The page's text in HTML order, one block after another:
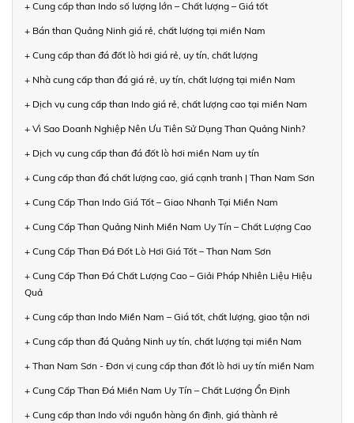
+ Cung cấp than Indo số lượng lớn – Chất lượng – Giá tốt
+ Bán than Quảng Ninh giá rẻ, chất lượng tại miền Nam
+ Cung cấp than đá đốt lò hơi giá rẻ, uy tín, chất lượng
+ Nhà cung cấp than đá giá rẻ, uy tín, chất lượng tại miền Nam
+ Dịch vụ cung cấp than Indo giá rẻ, chất lượng cao tại miền Nam
+ Vì Sao Doanh Nghiệp Nên Ưu Tiên Sử Dụng Than Quảng Ninh?
+ Dịch vụ cung cấp than đá đốt lò hơi miền Nam uy tín
+ Cung cấp than đá chất lượng cao, giá cạnh tranh | Than Nam Sơn
+ Cung Cấp Than Indo Giá Tốt – Giao Nhanh Tại Miền Nam
+ Cung Cấp Than Quảng Ninh Miền Nam Uy Tín – Chất Lượng Cao
+ Cung Cấp Than Đá Đốt Lò Hơi Giá Tốt – Than Nam Sơn
+ Cung Cấp Than Đá Chất Lượng Cao – Giải Pháp Nhiên Liệu Hiệu
Quả
+ Cung cấp than Indo Miền Nam – Giá tốt, chất lượng, giao tận nơi
+ Cung cấp than đá Quảng Ninh uy tín, chất lượng tại miền Nam
+ Than Nam Sơn - Đơn vị cung cấp than đốt lò hơi uy tín miền Nam
+ Cung Cấp Than Đá Miền Nam Uy Tín – Chất Lượng Ổn Định
+ Cung cấp than Indo với nguồn hàng ổn định, giá thành rẻ